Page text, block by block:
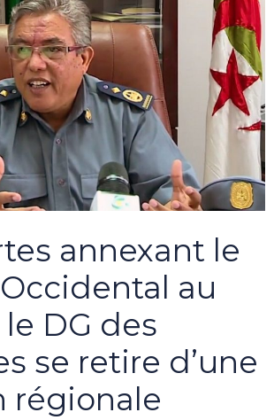
annexant le
au
DG des
se retire d’une
régionale